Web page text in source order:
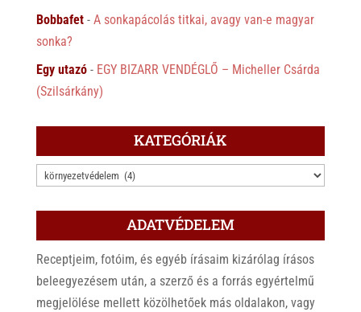
Bobbafet- A sonkapácolás titkai, avagy van-e magyar
sonka?
Egy utazó- EGY BIZARR VENDÉGLŐ – Micheller Csárda
(Szilsárkány)
KATEGÓRIÁK
KATEGÓRIÁK
ADATVÉDELEM
Receptjeim, fotóim, és egyéb írásaim kizárólag írásos
beleegyezésem után, a szerző és a forrás egyértelmű
megjelölése mellett közölhetőek más oldalakon, vagy